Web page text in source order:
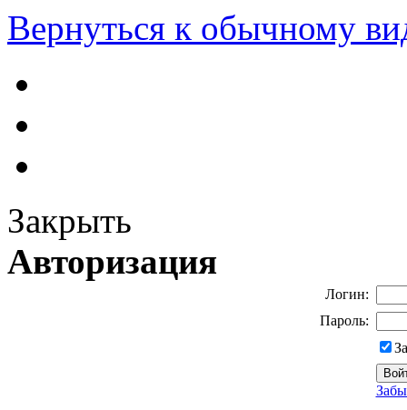
Вернуться к обычному
Закрыть
Авторизация
Логин:
Пароль: